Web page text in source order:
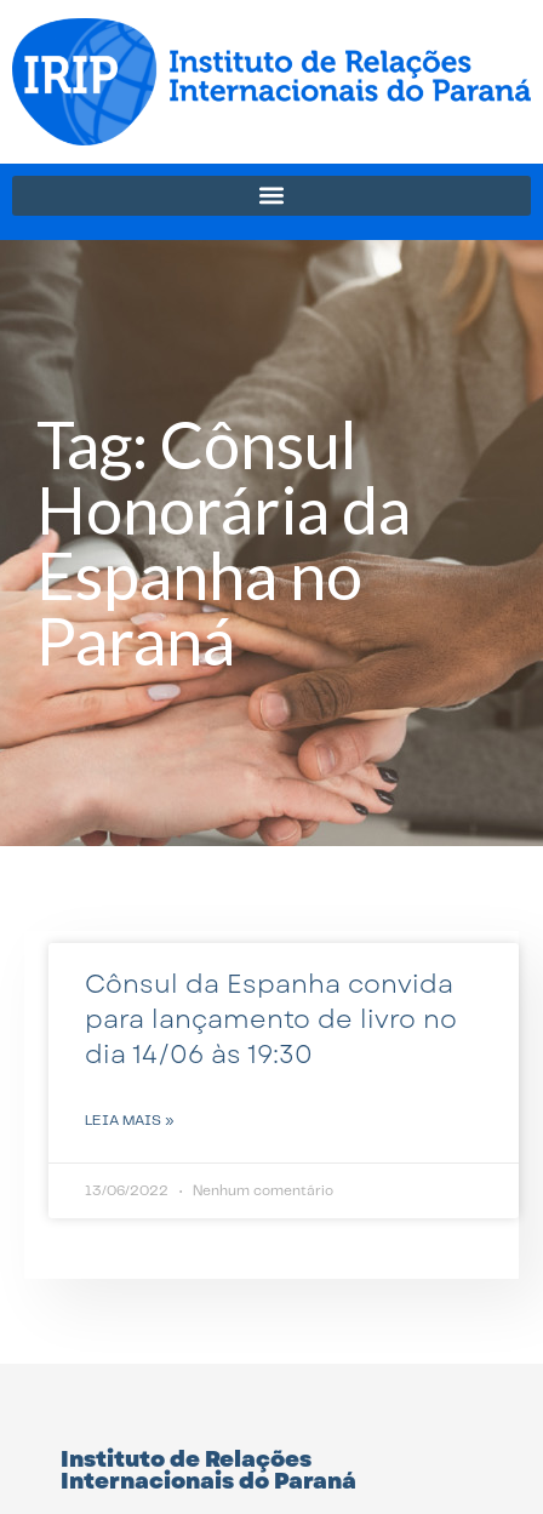
Tag: Cônsul
Honorária da
Espanha no
Paraná
Cônsul da Espanha convida
para lançamento de livro no
dia 14/06 às 19:30
LEIA MAIS »
13/06/2022 Nenhum comentário
Instituto de Relações
Internacionais do Paraná